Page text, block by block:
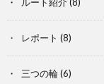
レポート (8)
三つの輪(6)